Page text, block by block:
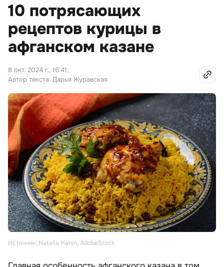
10 потрясающих
рецептов курицы в
афганском казане
8 окт. 2024 г., 16:41;
Автор текста: Дарья Журавская
Источник: Natalia Hanin, AdobeStock